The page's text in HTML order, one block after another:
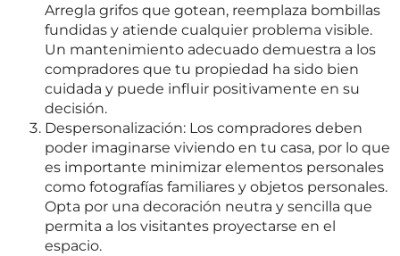
Arregla grifos que gotean, reemplaza bombillas
fundidas y atiende cualquier problema visible.
Un mantenimiento adecuado demuestra a los
compradores que tu propiedad ha sido bien
cuidada y puede influir positivamente en su
decisión.
Despersonalización: Los compradores deben
poder imaginarse viviendo en tu casa, por lo que
es importante minimizar elementos personales
como fotografías familiares y objetos personales.
Opta por una decoración neutra y sencilla que
permita a los visitantes proyectarse en el
espacio.